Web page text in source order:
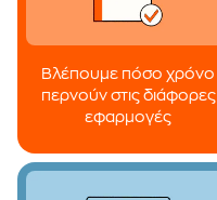
Βλέπουμε πόσο χρόνο
περνούν στις διάφορες
εφαρμογές